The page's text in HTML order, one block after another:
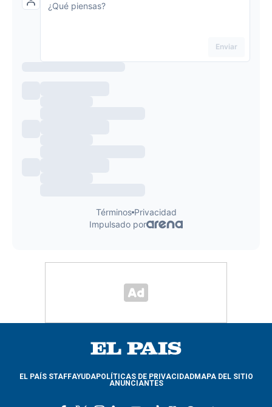
EL PAÍS STAFFAYUDAPOLÍTICAS DE PRIVACIDADMAPA DEL SITIO
ANUNCIANTES